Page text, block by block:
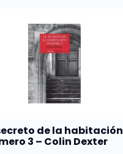
de la habitación
3 – Colin Dexter